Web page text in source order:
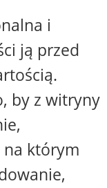
i
ją przed
by z witryny
na którym